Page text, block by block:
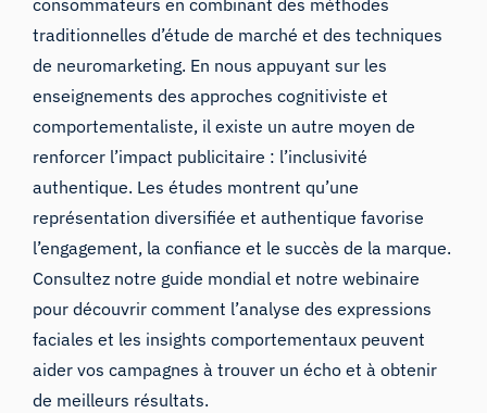
consommateurs en combinant des méthodes
traditionnelles d’étude de marché et des techniques
de neuromarketing. En nous appuyant sur les
enseignements des approches cognitiviste et
comportementaliste, il existe un autre moyen de
renforcer l’impact publicitaire : l’inclusivité
authentique. Les études montrent qu’une
représentation diversifiée et authentique favorise
l’engagement, la confiance et le succès de la marque.
Consultez notre guide mondial et notre webinaire
pour découvrir comment l’analyse des expressions
faciales et les insights comportementaux peuvent
aider vos campagnes à trouver un écho et à obtenir
de meilleurs résultats.